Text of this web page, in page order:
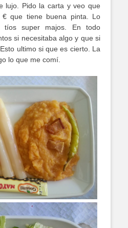
lujo. Pido la carta y veo que
que tiene buena pinta. Lo
tíos super majos. En todo
si necesitaba algo y que si
ultimo si que es cierto. La
lo que me comí.